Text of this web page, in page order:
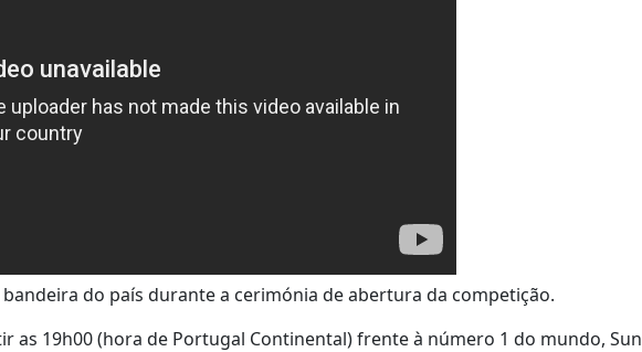
do país durante a cerimónia de abertura da competição.
as 19h00 (hora de Portugal Continental) frente à número 1 do mundo, Sun